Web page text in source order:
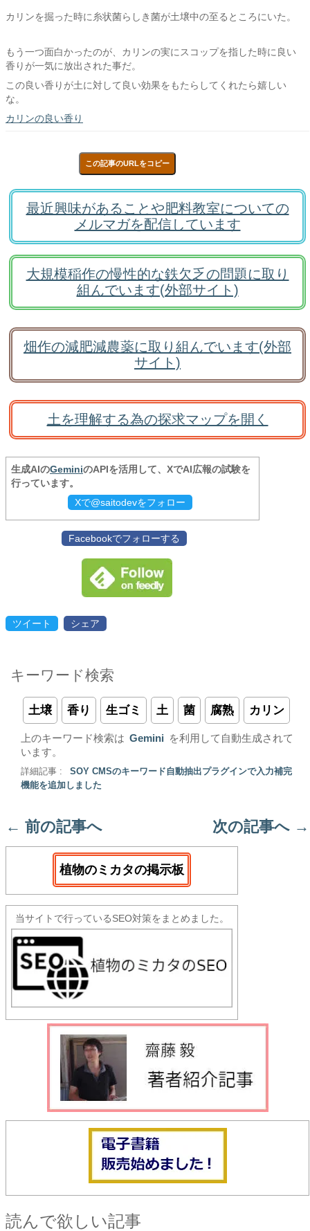
カリンを掘った時に糸状菌らしき菌が土壌中の至るところにいた。
もう一つ面白かったのが、カリンの実にスコップを指した時に良い
香りが一気に放出された事だ。
この良い香りが土に対して良い効果をもたらしてくれたら嬉しい
な。
カリンの良い香り
この記事のURLをコピー
最近興味があることや肥料教室についての
メルマガを配信しています
大規模稲作の慢性的な鉄欠乏の問題に取り
組んでいます(外部サイト)
畑作の減肥減農薬に取り組んでいます(外部
サイト)
土を理解する為の探求マップを開く
生成AIのGeminiのAPIを活用して、XでAI広報の試験を
行っています。
Xで@saitodevをフォロー
Facebookでフォローする
ツイート シェア
キーワード検索
土壌 香り 生ゴミ 土 菌 腐熟 カリン
上のキーワード検索は Gemini
を利用して自動生成されて
います。
詳細記事 :
SOY CMSのキーワード自動抽出プラグインで入力補完
機能を追加しました
← 前の記事へ 次の記事へ →
植物のミカタの掲示板
当サイトで行っているSEO対策をまとめました。
読んで欲しい記事